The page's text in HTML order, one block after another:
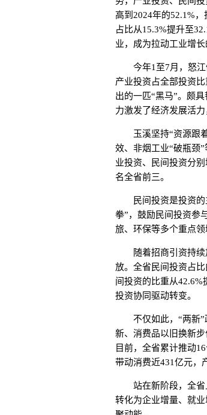
高到2024年的52.1%
占比从15.3%提升至
业，成为拉动工业增长
今年1至7月，怒江傈
产业投资占全部投资
出的一匹“黑马”。颇
力激发了经济发展活
玉溪坚持“资源跟着
效、非烟工业“破瓶颈
业投资、民间投资分
名全省前三。
民间投资是投资的
拳”，鼓励民间投资参
旅、环保等多个重点领
随着招商引资持续
放。全省民间投资占
间投资的比重从42.6%
投资协同驱动转变。
不仅如此，“两新”
新、消费品以旧换新
目前，全省累计推动
带动消费近431亿元，
站在新阶段，全省上
转化为企业增量、就